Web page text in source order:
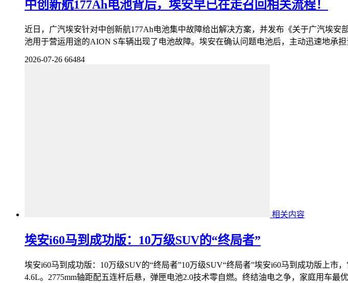
中创新航177Ah电池背后，埃安早已在走召回相关流程！
近日，广汽埃安针对中创新航177Ah电池集中故障给出解决方案，并发布《关于广汽埃
池用于营运用途的AION S车辆出现了电池故障。埃安在确认问题电池后，主动迅速地承担
2026-07-26 66484
相关内容
埃安i60马到成功版：10万级SUV的“终局者”
埃安i60马到成功版：10万级SUV的“终局者”10万级SUV“终局者”埃安i60马到成功版上市
4.6L。2775mm轴距配五连杆后悬，弹匣电池2.0技术零自燃。终结油电之争，家庭用车最优